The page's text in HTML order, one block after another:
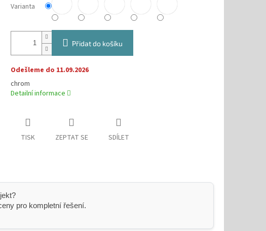
Varianta
Přidat do košíku
Odešleme do 11.09.2026
chrom
Detailní informace
TISK ZEPTAT SE SDÍLET
pro kompletní řešení.